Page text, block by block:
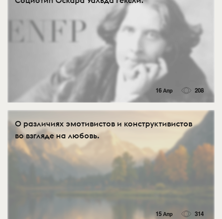
16 Апр 208
О различиях эмотивистов и конструктивистов
во взгляде на любовь.
15 Апр 314